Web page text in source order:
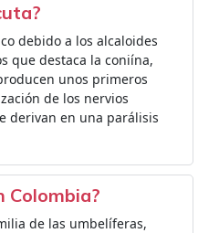
debido a los alcaloides
que destaca la coniína,
unos primeros
de los nervios
derivan en una parálisis
Colombia?
de las umbelíferas,